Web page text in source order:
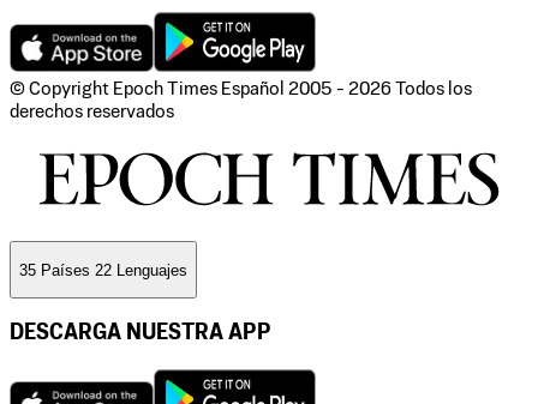
© Copyright Epoch Times Español 2005 - 2026 Todos los
derechos reservados
35 Países 22 Lenguajes
DESCARGA NUESTRA APP